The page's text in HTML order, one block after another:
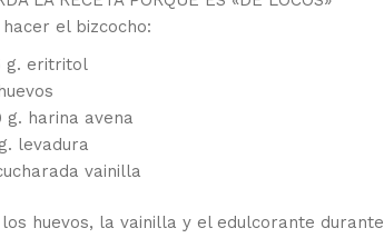
el bizcocho:
g. eritritol
g. harina avena
levadura
vainilla
huevos, la vainilla y el edulcorante